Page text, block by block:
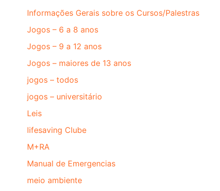
Informações Gerais sobre os Cursos/Palestras
Jogos – 6 a 8 anos
Jogos – 9 a 12 anos
Jogos – maiores de 13 anos
jogos – todos
jogos – universitário
Leis
lifesaving Clube
M+RA
Manual de Emergencias
meio ambiente